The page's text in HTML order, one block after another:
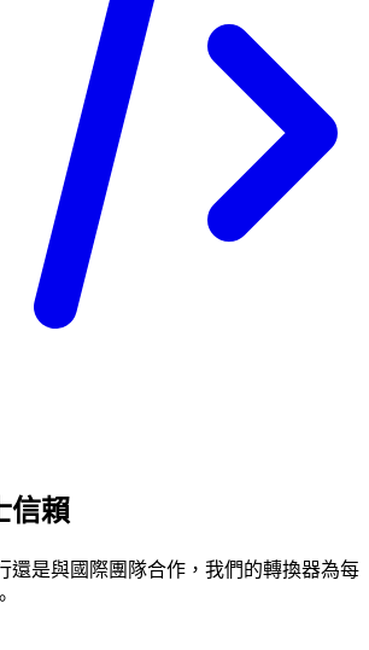
信賴
還是與國際團隊合作，我們的轉換器為每